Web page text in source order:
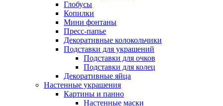
Глобусы
Копилки
Мини фонтаны
Пресс-папье
Декоративные колокольчики
Подставки для украшений
Подставки для очков
Подставки для колец
Декоративные яйца
Настенные украшения
Картины и панно
Настенные маски